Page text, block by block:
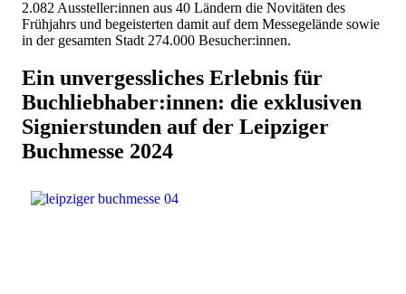
2.082 Aussteller:innen aus 40 Ländern die Novitäten des
Frühjahrs und begeisterten damit auf dem Messegelände sowie
in der gesamten Stadt 274.000 Besucher:innen.
Ein unvergessliches Erlebnis für
Buchliebhaber:innen: die exklusiven
Signierstunden auf der Leipziger
Buchmesse 2024